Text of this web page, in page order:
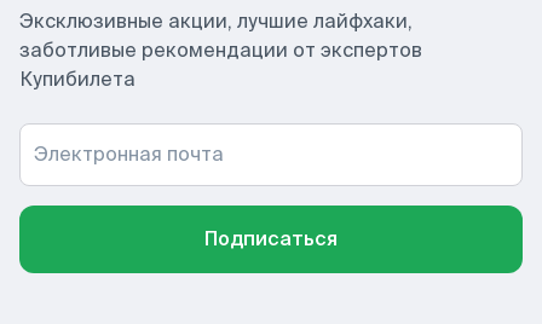
Эксклюзивные акции, лучшие лайфхаки,
заботливые рекомендации от экспертов
Купибилета
Электронная почта
Подписаться